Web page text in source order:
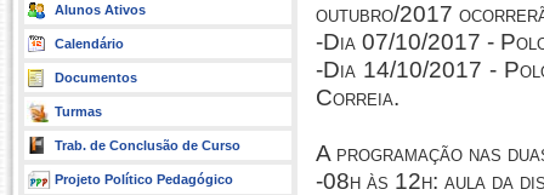
Alunos Ativos
Calendário
Documentos
Turmas
Trab. de Conclusão de Curso
Projeto Político Pedagógico
outubro/2017
-Dia 07/10/2017 -
-Dia 14/10/2017 -
Correia.
A programação nas
-08h às 12h: aula da